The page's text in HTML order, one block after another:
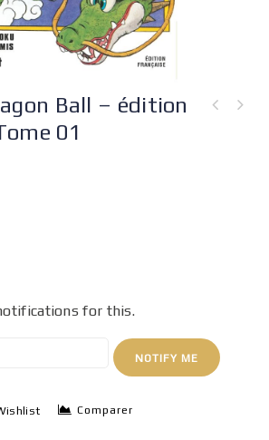
Ball – édition
01
for this.
NOTIFY ME
Comparer